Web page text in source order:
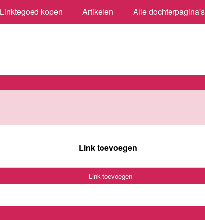
Linktegoed kopen Artikelen Alle dochterpagina's
Link toevoegen
Link toevoegen